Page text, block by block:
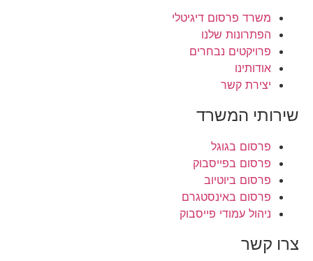
משרד פרסום דיגיטלי
הפתרונות שלנו
פרויקטים נבחרים
אודותינו
יצירת קשר
שירותי המשרד
פרסום בגוגל
פרסום בפייסבוק
פרסום ביוטיוב
פרסום באינסטגרם
ניהול עמודי פייסבוק
צרו קשר